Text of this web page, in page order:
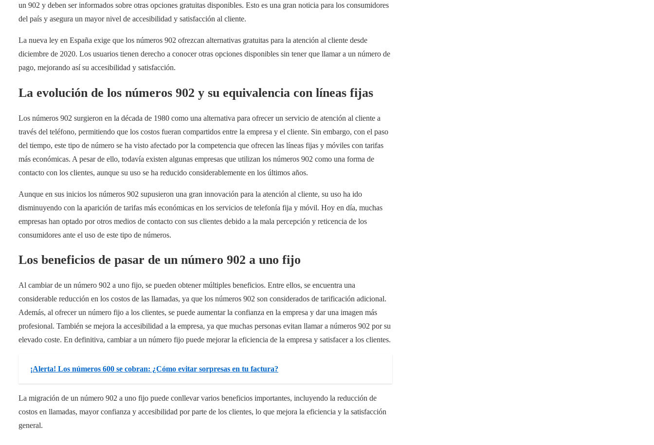
un 902 y deben ser informados sobre otras opciones gratuitas disponibles. Esto es una gran noticia para los consumidores
del país y asegura un mayor nivel de accesibilidad y satisfacción al cliente.
La nueva ley en España exige que los números 902 ofrezcan alternativas gratuitas para la atención al cliente desde
diciembre de 2020. Los usuarios tienen derecho a conocer otras opciones disponibles sin tener que llamar a un número de
pago, mejorando así su accesibilidad y satisfacción.
La evolución de los números 902 y su equivalencia con líneas fijas
Los números 902 surgieron en la década de 1980 como una alternativa para ofrecer un servicio de atención al cliente a
través del teléfono, permitiendo que los costos fueran compartidos entre la empresa y el cliente. Sin embargo, con el paso
del tiempo, este tipo de número se ha visto afectado por la competencia que ofrecen las líneas fijas y móviles con tarifas
más económicas. A pesar de ello, todavía existen algunas empresas que utilizan los números 902 como una forma de
contacto con los clientes, aunque su uso se ha reducido considerablemente en los últimos años.
Aunque en sus inicios los números 902 supusieron una gran innovación para la atención al cliente, su uso ha ido
disminuyendo con la aparición de tarifas más económicas en los servicios de telefonía fija y móvil. Hoy en día, muchas
empresas han optado por otros medios de contacto con sus clientes debido a la mala percepción y reticencia de los
consumidores ante el uso de este tipo de números.
Los beneficios de pasar de un número 902 a uno fijo
Al cambiar de un número 902 a uno fijo, se pueden obtener múltiples beneficios. Entre ellos, se encuentra una
considerable reducción en los costos de las llamadas, ya que los números 902 son considerados de tarificación adicional.
Además, al ofrecer un número fijo a los clientes, se puede aumentar la confianza en la empresa y dar una imagen más
profesional. También se mejora la accesibilidad a la empresa, ya que muchas personas evitan llamar a números 902 por su
elevado coste. En definitiva, cambiar a un número fijo puede mejorar la eficiencia de la empresa y satisfacer a los clientes.
¡Alerta! Los números 600 se cobran: ¿Cómo evitar sorpresas en tu factura?
La migración de un número 902 a uno fijo puede conllevar varios beneficios importantes, incluyendo la reducción de
costos en llamadas, mayor confianza y accesibilidad por parte de los clientes, lo que mejora la eficiencia y la satisfacción
general.